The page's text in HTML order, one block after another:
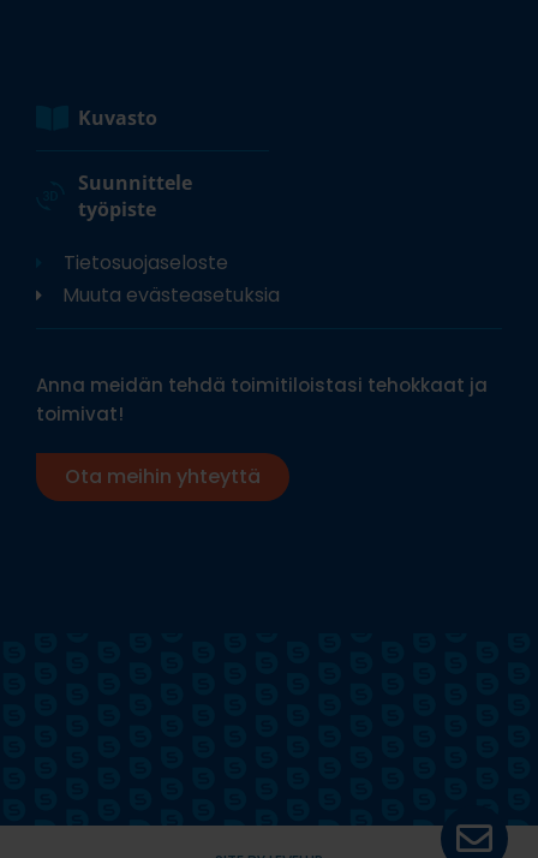
Kuvasto
Suunnittele
työpiste
Tietosuojaseloste
Muuta evästeasetuksia
Anna meidän tehdä toimitiloistasi tehokkaat ja
toimivat!
Ota meihin yhteyttä